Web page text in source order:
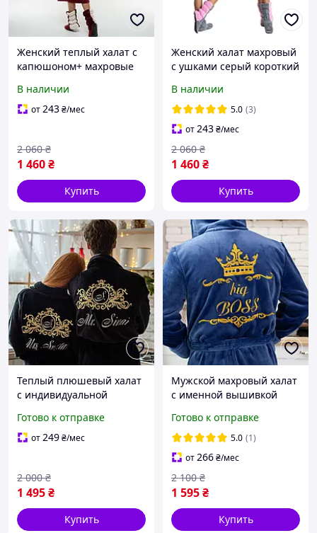
Женский теплый халат с
капюшоном+ махровые
молочный
В наличии
от243₴/мес
1 460₴
2 060 ₴
Купить
Женский халат махровый
с ушками серый короткий
В наличии
5.0 (3)
от243₴/мес
1 460₴
2 060 ₴
Купить
Теплый плюшевый халат
с индивидуальной
воротник на запах
Готово к отправке
от249₴/мес
1 495₴
2 000 ₴
Купить
Мужской махровый халат
с именной вышивкой
Готово к отправке
5.0 (1)
от266₴/мес
1 595₴
2 100 ₴
Купить